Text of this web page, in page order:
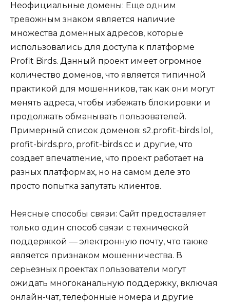
Неофициальные домены: Еще одним
тревожным знаком является наличие
множества доменных адресов, которые
использовались для доступа к платформе
Profit Birds. Данный проект имеет огромное
количество доменов, что является типичной
практикой для мошенников, так как они могут
менять адреса, чтобы избежать блокировки и
продолжать обманывать пользователей.
Примерный список доменов: s2.profit-birds.lol,
profit-birds.pro, profit-birds.cc и другие, что
создает впечатление, что проект работает на
разных платформах, но на самом деле это
просто попытка запутать клиентов.
Неясные способы связи: Сайт предоставляет
только один способ связи с технической
поддержкой — электронную почту, что также
является признаком мошенничества. В
серьезных проектах пользователи могут
ожидать многоканальную поддержку, включая
онлайн-чат, телефонные номера и другие